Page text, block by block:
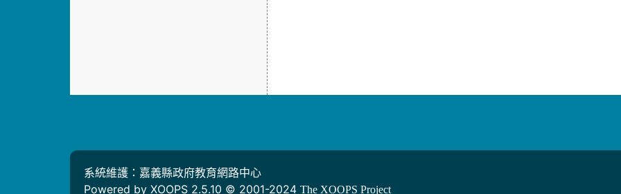
系統維護：嘉義縣政府教育網路中心
Powered by XOOPS 2.5.10 © 2001-2024 The XOOPS Project